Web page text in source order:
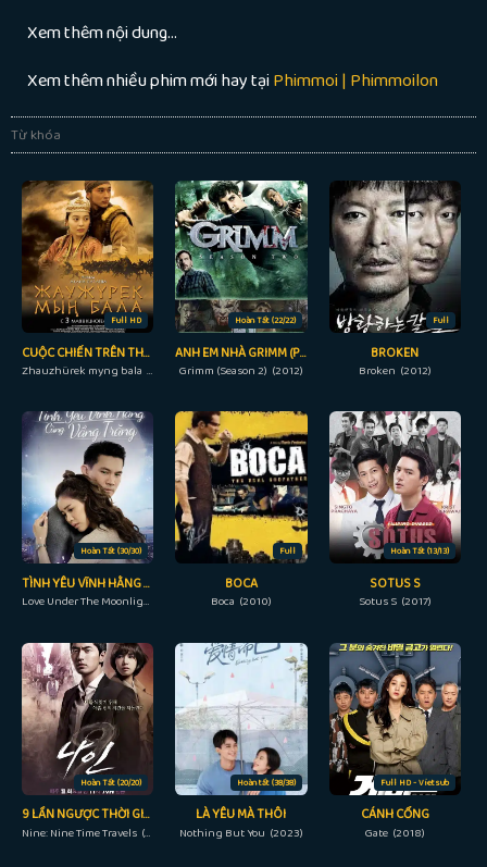
Xem thêm nội dung…
Xem thêm nhiều phim mới hay tạiPhimmoi | Phimmoilon
Từ khóa
Full HD
CUỘC CHIẾN TRÊN THẢO NGUYÊN
Zhauzhürek myng bala (2012)
Hoàn Tất (22/22)
ANH EM NHÀ GRIMM (PHẦN 2)
Grimm (Season 2) (2012)
Full
BROKEN
Broken (2012)
Hoàn Tất (30/30)
TÌNH YÊU VĨNH HẰNG CÙNG VẦNG TRĂNG
Love Under The Moonlight (2021)
Full
BOCA
Boca (2010)
Hoàn Tất (13/13)
SOTUS S
Sotus S (2017)
Hoàn Tất (20/20)
9 LẦN NGƯỢC THỜI GIAN
Nine: Nine Time Travels (2013)
Hoàn tất (38/38)
LÀ YÊU MÀ THÔI
Nothing But You (2023)
Full HD - Vietsub
CÁNH CỔNG
Gate (2018)